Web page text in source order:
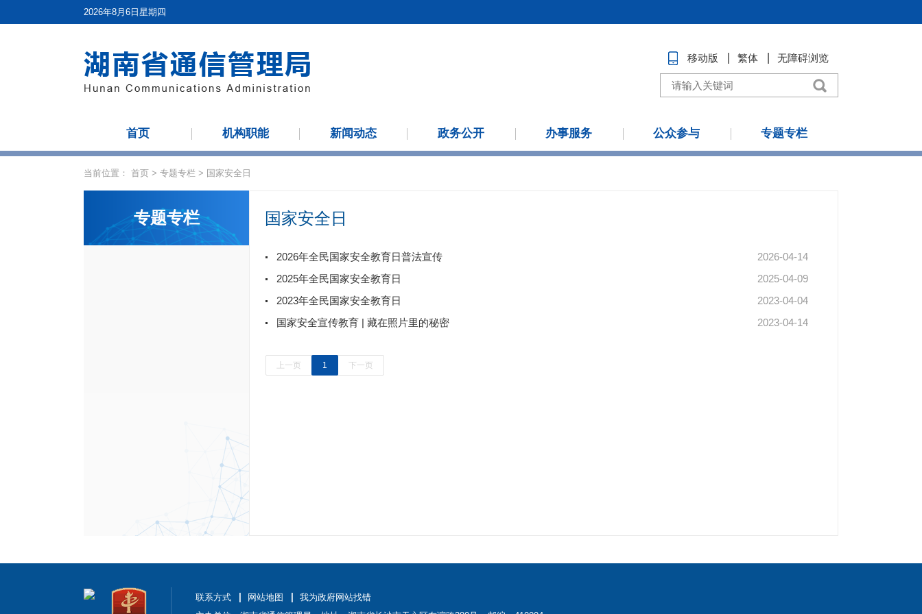
2026年8月6日星期四
移动版 繁体 无障碍浏览
首页 机构职能 新闻动态 政务公开 办事服务 公众参与 专题专栏
当前位置： 首页 > 专题专栏 > 国家安全日
专题专栏 国家安全日
2026年全民国家安全教育日普法宣传
2026-04-14
2025年全民国家安全教育日
2025-04-09
2023年全民国家安全教育日
2023-04-04
国家安全宣传教育 | 藏在照片里的秘密
2023-04-14
上一页 1 下一页
联系方式 网站地图
我为政府网站找错